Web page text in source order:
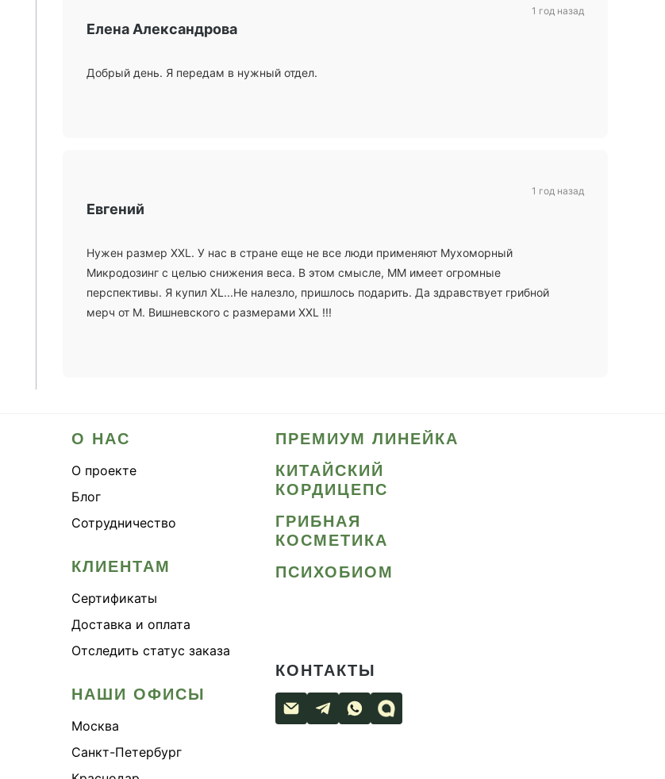
Елена Александрова
Добрый день. Я передам в нужный отдел.
1 год назад
Евгений
Нужен размер XXL. У нас в стране еще не все люди применяют Мухоморный
Микродозинг с целью снижения веса. В этом смысле, ММ имеет огромные
перспективы. Я купил XL...Не налезло, пришлось подарить. Да здравствует грибной
мерч от М. Вишневского с размерами XXL !!!
1 год назад
О НАС
О проекте
Блог
Сотрудничество
КЛИЕНТАМ
Сертификаты
Доставка и оплата
Отследить статус заказа
НАШИ ОФИСЫ
Москва
Санкт-Петербург
ПРЕМИУМ ЛИНЕЙКА
КИТАЙСКИЙ
КОРДИЦЕПС
ГРИБНАЯ
КОСМЕТИКА
ПСИХОБИОМ
КОНТАКТЫ